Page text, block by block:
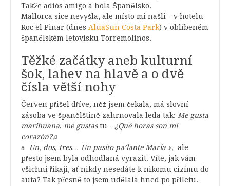
Takže adiós amigo a hola Španělsko.
Mallorca sice nevyšla, ale místo mi našli – v hotelu
Roc el Pinar (dnes AluaSun Costa Park) v oblíbeném
španělském letovisku Torremolinos.
Těžké začátky aneb kulturní
šok, lahev na hlavě a o dvě
čísla větší nohy
Červen přišel dříve, něž jsem čekala, má slovní
zásoba ve španělštině zahrnovala leda tak: Me gusta
marihuana, me gustastu… ¿Qué horas son mi
corazón?♫
a
Un, dos, tres… Un pasito pa’lante María ♪, ale
přesto jsem byla odhodlaná vyrazit. Víte, jak vám
všichni říkají, ať nikdy nesedáte k nikomu cizímu do
auta? Tak přesně to jsem udělala hned po příletu.